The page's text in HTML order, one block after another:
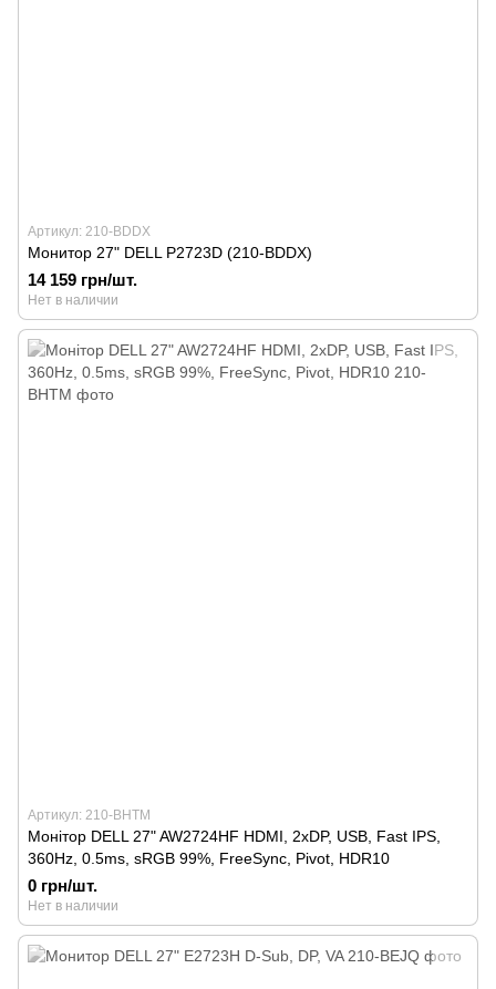
Артикул: 210-BDDX
Монитор 27" DELL P2723D (210-BDDX)
14 159 грн/шт.
Нет в наличии
Артикул: 210-BHTM
Монітор DELL 27" AW2724HF HDMI, 2xDP, USB, Fast IPS,
360Hz, 0.5ms, sRGB 99%, FreeSync, Pivot, HDR10
0 грн/шт.
Нет в наличии